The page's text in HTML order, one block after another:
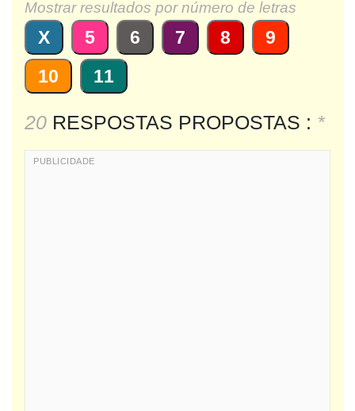
Mostrar resultados por número de letras
X 5 6 7 8
9
10
11
20 RESPOSTAS PROPOSTAS : *